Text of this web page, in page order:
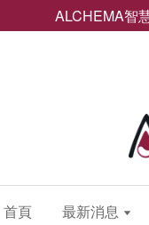
ALCHEMA智
首頁 最新消息